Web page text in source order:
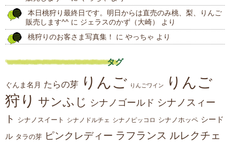
本日桃狩り最終日です。明日からは直売のみ桃、梨、りんご
販売します^^ に ジェラスのかず（大崎）
より
桃狩りのお客さま写真集！
に やっちゃ より
タグ
ぐんま名月 たらの芽 りんご りんごワイン
りんご
狩り サンふじ シナノゴールド シナノスィー
ト
シナノスイート シナノドルチェ シナノピッコロ シナノホッペ シード
ル タラの芽 ピンクレディー ラフランス ルレクチェ